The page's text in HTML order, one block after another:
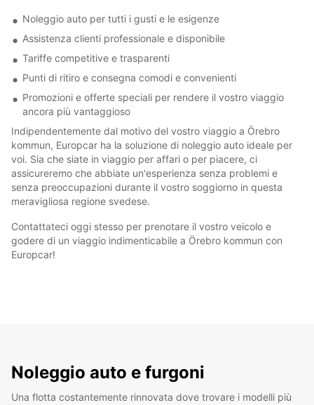
Noleggio auto per tutti i gusti e le esigenze
Assistenza clienti professionale e disponibile
Tariffe competitive e trasparenti
Punti di ritiro e consegna comodi e convenienti
Promozioni e offerte speciali per rendere il vostro viaggio
ancora più vantaggioso
Indipendentemente dal motivo del vostro viaggio a Örebro
kommun, Europcar ha la soluzione di noleggio auto ideale per
voi. Sia che siate in viaggio per affari o per piacere, ci
assicureremo che abbiate un'esperienza senza problemi e
senza preoccupazioni durante il vostro soggiorno in questa
meravigliosa regione svedese.
Contattateci oggi stesso per prenotare il vostro veicolo e
godere di un viaggio indimenticabile a Örebro kommun con
Europcar!
Noleggio auto e furgoni
Una flotta costantemente rinnovata dove trovare i modelli più